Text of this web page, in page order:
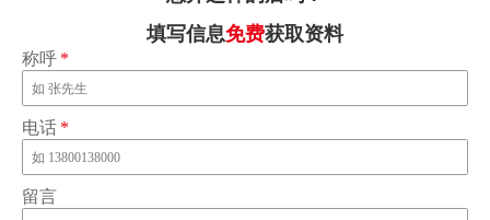
填写信息免费获取资料
称呼 *
电话 *
留言